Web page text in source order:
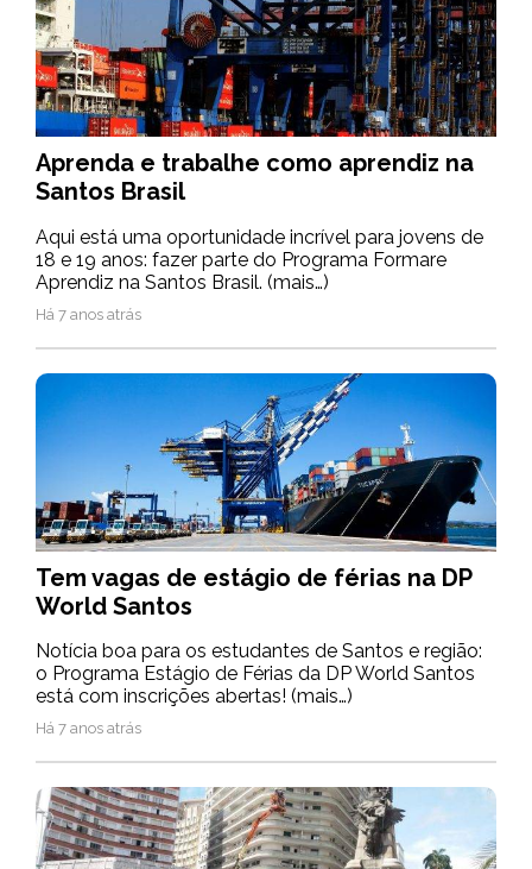
Aprenda e trabalhe como aprendiz na
Santos Brasil
Aqui está uma oportunidade incrível para jovens de
18 e 19 anos: fazer parte do Programa Formare
Aprendiz na Santos Brasil. (mais…)
Há 7 anos atrás
Tem vagas de estágio de férias na DP
World Santos
Notícia boa para os estudantes de Santos e região:
o Programa Estágio de Férias da DP World Santos
está com inscrições abertas! (mais…)
Há 7 anos atrás